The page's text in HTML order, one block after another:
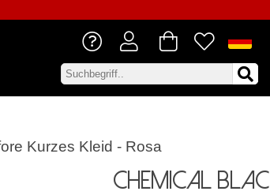
Kurzes Kleid - Rosa
Chemical